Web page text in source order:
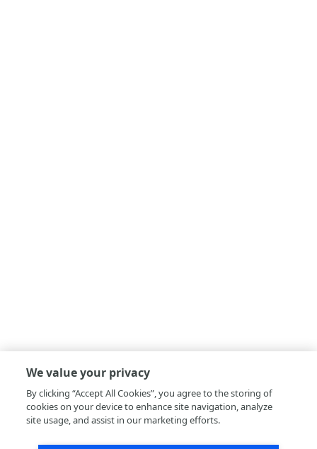
We value your privacy
By clicking “Accept All Cookies”, you agree to the storing of
cookies on your device to enhance site navigation, analyze
site usage, and assist in our marketing efforts.